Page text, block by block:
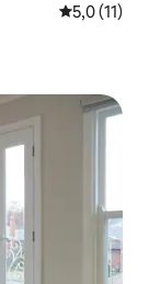
Nilai rata-
5,0 (11)